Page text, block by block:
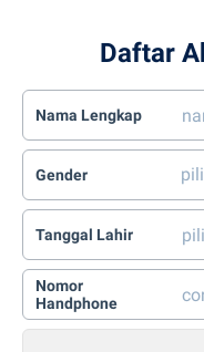
Daftar
Nama Lengkap
Gender
Tanggal Lahir
Nomor
Handphone